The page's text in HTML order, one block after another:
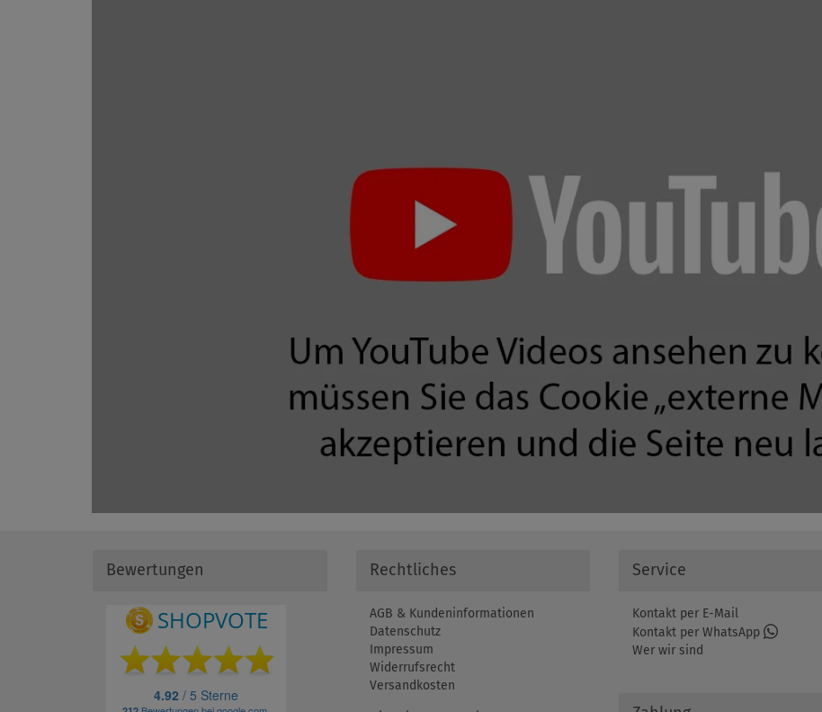
Bewertungen Rechtliches
AGB & Kundeninformationen
Datenschutz
Impressum
Widerrufsrecht
Versandkosten
Service
Kontakt per E-Mail
Kontakt per WhatsApp
Wer wir sind